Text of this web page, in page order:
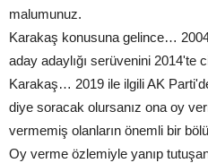
malumunuz.
Karakaş konusuna gelince…
aday adaylığı serüvenini 2014'te
Karakaş… 2019 ile ilgili AK
diye soracak olursanız ona oy
vermemiş olanların önemli bir
Oy verme özlemiyle yanıp